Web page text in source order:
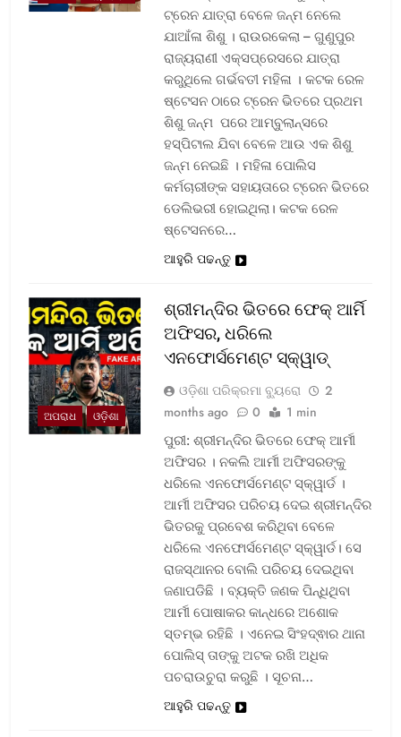
ଟ୍ରେନ ଯାତ୍ରା ବେଳେ ଜନ୍ମ ନେଲେ
ଯାଆଁଳା ଶିଶୁ । ରାଉରକେଲା – ଗୁଣୁପୁର
ରାଜ୍ୟରାଣୀ ଏକ୍ସପ୍ରେସରେ ଯାତ୍ରା
କରୁଥିଲେ ଗର୍ଭବତୀ ମହିଳା । କଟକ ରେଳ
ଷ୍ଟେସନ ଠାରେ ଟ୍ରେନ ଭିତରେ ପ୍ରଥମ
ଶିଶୁ ଜନ୍ମ ପରେ ଆମ୍ବୁଲାନ୍ସରେ
ହସ୍ପିଟାଲ ଯିବା ବେଳେ ଆଉ ଏକ ଶିଶୁ
ଜନ୍ମ ନେଇଛି । ମହିଳା ପୋଲିସ
କର୍ମଚାରୀଙ୍କ ସହାୟତାରେ ଟ୍ରେନ ଭିତରେ
ଡେଲିଭରୀ ହୋଇଥିଲା। କଟକ ରେଳ
ଷ୍ଟେସନରେ…
ଆହୁରି ପଢନ୍ତୁ
ଅପରାଧ ଓଡ଼ିଶା
ଶ୍ରୀମନ୍ଦିର ଭିତରେ ଫେକ୍ ଆର୍ମି
ଅଫିସର, ଧରିଲେ
ଏନଫୋର୍ସମେଣ୍ଟ ସ୍କ୍ୱାଡ୍‌
ଓଡ଼ିଶା ପରିକ୍ରମା ବ୍ୟୁରୋ
2
months ago
0 1 min
ପୁରୀ: ଶ୍ରୀମନ୍ଦିର ଭିତରେ ଫେକ୍ ଆର୍ମୀ
ଅଫିସର । ନକଲି ଆର୍ମୀ ଅଫିସରଙ୍କୁ
ଧରିଲେ ଏନଫୋର୍ସମେଣ୍ଟ ସ୍କ୍ୱାର୍ଡ ।
ଆର୍ମୀ ଅଫିସର ପରିଚୟ ଦେଇ ଶ୍ରୀମନ୍ଦିର
ଭିତରକୁ ପ୍ରବେଶ କରିଥିବା ବେଳେ
ଧରିଲେ ଏନଫୋର୍ସମେଣ୍ଟ ସ୍କ୍ୱାର୍ଡ। ସେ
ରାଜସ୍ଥାନର ବୋଲି ପରିଚୟ ଦେଇଥିବା
ଜଣାପଡିଛି । ବ୍ୟକ୍ତି ଜଣକ ପିନ୍ଧିଥିବା
ଆର୍ମୀ ପୋଷାକର କାନ୍ଧରେ ଅଶୋକ
ସ୍ତମ୍ଭ ରହିଛି । ଏନେଇ ସିଂହଦ୍ଵାର ଥାନା
ପୋଲିସ୍ ତାଙ୍କୁ ଅଟକ ରଖି ଅଧିକ
ପଚରାଉଚୁରା କରୁଛି । ସୂଚନା…
ଆହୁରି ପଢନ୍ତୁ